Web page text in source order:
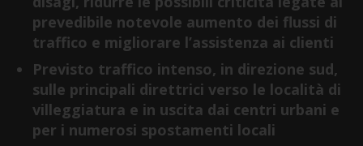
prevedibile notevole aumento dei flussi di
traffico e migliorare l’assistenza ai clienti
Previsto traffico intenso, in direzione sud,
sulle principali direttrici verso le località di
villeggiatura e in uscita dai centri urbani e
per i numerosi spostamenti locali